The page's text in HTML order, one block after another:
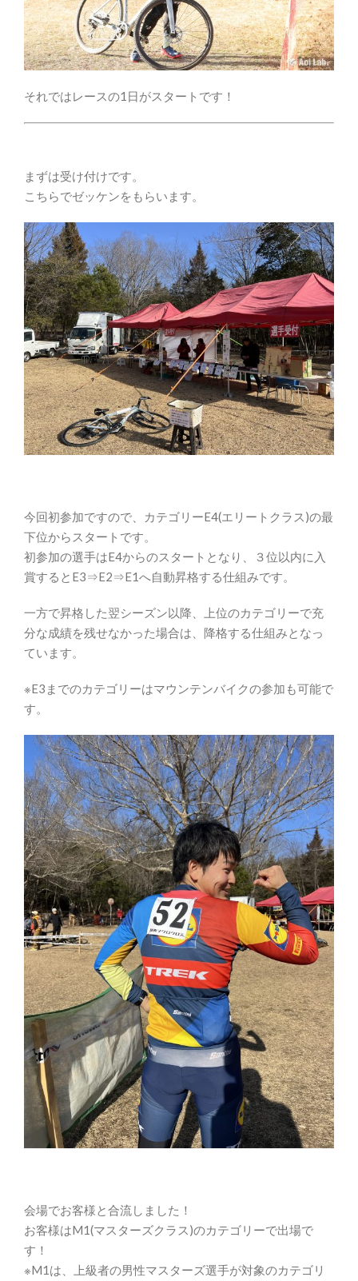
それではレースの1日がスタートです！
まずは受け付けです。
こちらでゼッケンをもらいます。
今回初参加ですので、カテゴリーE4(エリートクラス)の最
下位からスタートです。
初参加の選手はE4からのスタートとなり、３位以内に入
賞するとE3⇒E2⇒E1へ自動昇格する仕組みです。
一方で昇格した翌シーズン以降、上位のカテゴリーで充
分な成績を残せなかった場合は、降格する仕組みとなっ
ています。
※E3までのカテゴリーはマウンテンバイクの参加も可能で
す。
会場でお客様と合流しました！
お客様はM1(マスターズクラス)のカテゴリーで出場で
す！
※M1は、上級者の男性マスターズ選手が対象のカテゴリ